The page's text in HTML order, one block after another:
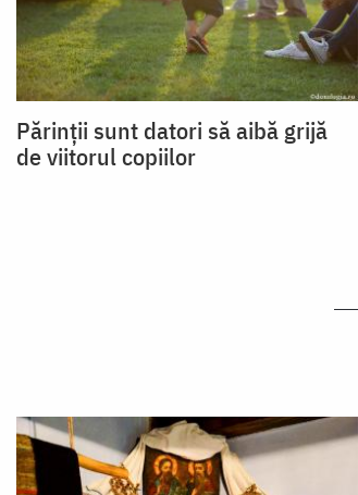
Părinții sunt datori să aibă grijă
de viitorul copiilor